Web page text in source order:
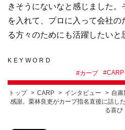
きそうにないなと感じました。
を入れて、プロに入って会社の
る方々のためにも活躍したいと
KEYWORD
#カープ #CARP
トップ CARP インタビュー
自粛
感謝。栗林良吏がカープ指名直後に話し
る喜び